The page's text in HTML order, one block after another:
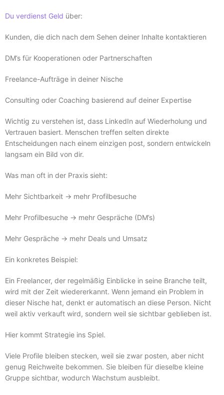
Du verdienst Geld über:
Kunden, die dich nach dem Sehen deiner Inhalte kontaktieren
DM’s für Kooperationen oder Partnerschaften
Freelance-Aufträge in deiner Nische
Consulting oder Coaching basierend auf deiner Expertise
Wichtig zu verstehen ist, dass LinkedIn auf Wiederholung und
Vertrauen basiert. Menschen treffen selten direkte
Entscheidungen nach einem einzigen post, sondern entwickeln
langsam ein Bild von dir.
Was man oft in der Praxis sieht:
Mehr Sichtbarkeit → mehr Profilbesuche
Mehr Profilbesuche → mehr Gespräche (DM’s)
Mehr Gespräche → mehr Deals und Umsatz
Ein konkretes Beispiel:
Ein Freelancer, der regelmäßig Einblicke in seine Branche teilt,
wird mit der Zeit wiedererkannt. Wenn jemand ein Problem in
dieser Nische hat, denkt er automatisch an diese Person. Nicht
weil aktiv verkauft wird, sondern weil sie sichtbar geblieben ist.
Hier kommt Strategie ins Spiel.
Viele Profile bleiben stecken, weil sie zwar posten, aber nicht
genug Reichweite bekommen. Sie bleiben für dieselbe kleine
Gruppe sichtbar, wodurch Wachstum ausbleibt.